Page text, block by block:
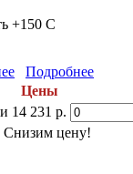
+150 С
Подробнее
Цены
14 231 р.
цену!